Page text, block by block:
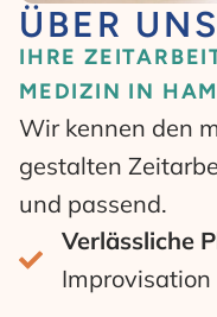
ÜBER UNS
IHRE
MEDIZIN IN
Wir kennen den
gestalten
und passend.
Verlässliche
Improvisation